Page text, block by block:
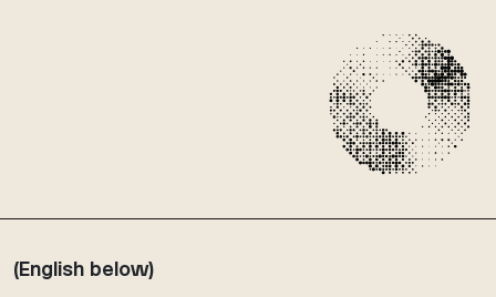
(English below)